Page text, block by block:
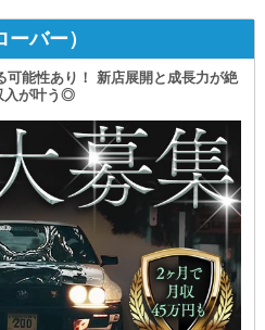
バー）
能性あり！ 新店展開と成長力が絶
入が叶う◎